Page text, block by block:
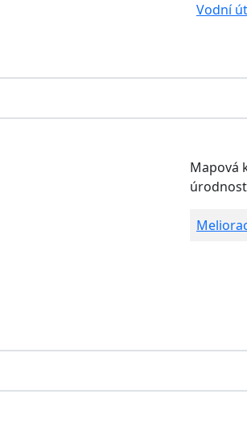
Vodní
Mapová